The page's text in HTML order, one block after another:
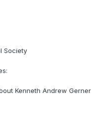
Society
Kenneth Andrew Gerner